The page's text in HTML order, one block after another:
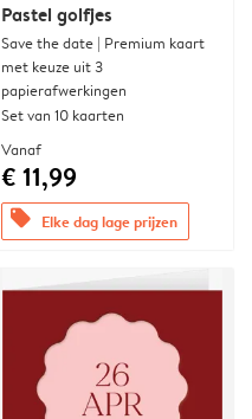
Pastel golfjes
Save the date | Premium kaart
met keuze uit 3
papierafwerkingen
Set van 10 kaarten
Vanaf
€ 11,99
offers Elke dag lage prijzen